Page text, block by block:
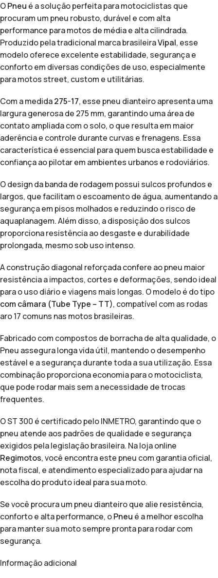
OPneu é a solução perfeita para motociclistas que
procuram um pneu robusto, durável e com alta
performance para motos de média e alta cilindrada.
Produzido pela tradicional marca brasileiraVipal, esse
modelo oferece excelente estabilidade, segurança e
conforto em diversas condições de uso, especialmente
para motos street, custom e utilitárias.
Com a medida275-17, esse pneu dianteiro apresenta uma
largura generosa de 275 mm, garantindo uma área de
contato ampliada com o solo, o que resulta em maior
aderência e controle durante curvas e frenagens. Essa
característica é essencial para quem busca estabilidade e
confiança ao pilotar em ambientes urbanos e rodoviários.
O design da banda de rodagem possui sulcos profundos e
largos, que facilitam o escoamento de água, aumentando a
segurança em pisos molhados e reduzindo o risco de
aquaplanagem. Além disso, a disposição dos sulcos
proporciona resistência ao desgaste e durabilidade
prolongada, mesmo sob uso intenso.
A construção diagonal reforçada confere ao pneu maior
resistência a impactos, cortes e deformações, sendo ideal
para o uso diário e viagens mais longas. O modelo é do tipo
com câmara (Tube Type – TT), compatível com as rodas
aro 17 comuns nas motos brasileiras.
Fabricado com compostos de borracha de alta qualidade, o
Pneu assegura longa vida útil, mantendo o desempenho
estável e a segurança durante toda a sua utilização. Essa
combinação proporciona economia para o motociclista,
que pode rodar mais sem a necessidade de trocas
frequentes.
O ST 300 é certificado pelo INMETRO, garantindo que o
pneu atende aos padrões de qualidade e segurança
exigidos pela legislação brasileira. Na loja online
Regimotos, você encontra este pneu com garantia oficial,
nota fiscal, e atendimento especializado para ajudar na
escolha do produto ideal para sua moto.
Se você procura um pneu dianteiro que alie resistência,
conforto e alta performance, oPneu é a melhor escolha
para manter sua moto sempre pronta para rodar com
segurança.
Informação adicional